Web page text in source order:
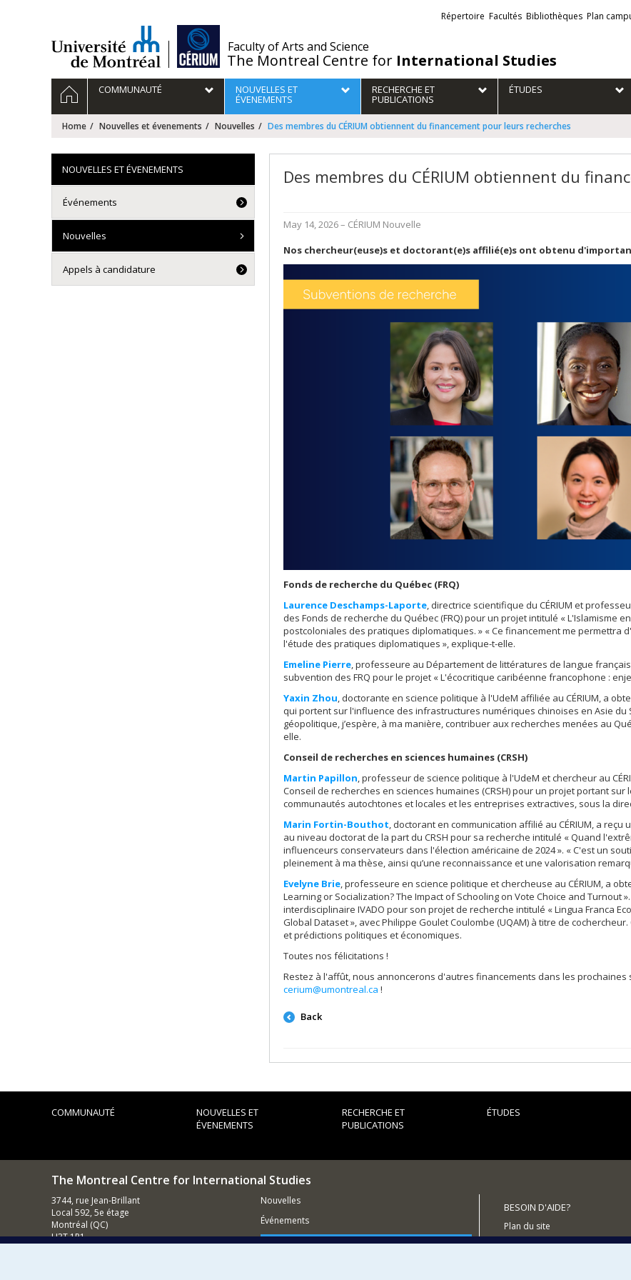
Faculty of Arts and Science
The Montreal Centre for International Studies
Liens
externes
Répertoire Facultés Bibliothèques Plan
Navigation
principale
HOMECOMMUNAUTÉ NOUVELLES ET
ÉVENEMENTS
RECHERCHE ET
PUBLICATIONS
ÉTUDES
Home Nouvelles et évenements Nouvelles Des membres du CÉRIUM obtiennent du financement pour leurs recherches
Des membres du CÉRIUM obtiennent du
May 14, 2026– CÉRIUM Nouvelle
Nos chercheur(euse)s et doctorant(e)s affilié(e)s ont obtenu
Fonds de recherche du Québec (FRQ)
Laurence Deschamps-Laporte , directrice scientifique du CÉRIUM et
des Fonds de recherche du Québec (FRQ) pour un projet intitulé « L'Islamisme
postcoloniales des pratiques diplomatiques. » « Ce financement me permettra
l'étude des pratiques diplomatiques », explique-t-elle.
Emeline Pierre , professeure au Département de littératures de langue
subvention des FRQ pour le projet « L'écocritique caribéenne francophone :
Yaxin Zhou , doctorante en science politique à l'UdeM affiliée au CÉRIUM, a
qui portent sur l'influence des infrastructures numériques chinoises en Asie du
géopolitique, j’espère, à ma manière, contribuer aux recherches menées au
elle.
Conseil de recherches en sciences humaines (CRSH)
Martin Papillon , professeur de science politique à l'UdeM et chercheur au
Conseil de recherches en sciences humaines (CRSH) pour un projet portant
communautés autochtones et locales et les entreprises extractives, sous la
Marin Fortin-Bouthot , doctorant en communication affilié au CÉRIUM, a
au niveau doctorat de la part du CRSH pour sa recherche intitulé « Quand
influenceurs conservateurs dans l'élection américaine de 2024 ». « C'est un
pleinement à ma thèse, ainsi qu’une reconnaissance et une valorisation
Evelyne Brie , professeure en science politique et chercheuse au CÉRIUM, a
Learning or Socialization? The Impact of Schooling on Vote Choice and
interdisciplinaire IVADO pour son projet de recherche intitulé « Lingua Franca
Global Dataset », avec Philippe Goulet Coulombe (UQAM) à titre de
et prédictions politiques et économiques.
Toutes nos félicitations !
Restez à l'affût, nous annoncerons d'autres financements dans les
cerium@umontreal.ca !
Back
NOUVELLES ET ÉVENEMENTS
Événements
Nouvelles
Appels à candidature
COMMUNAUTÉ
NOUVELLES ET
ÉVENEMENTS
RECHERCHE ET
PUBLICATIONS
ÉTUDES
The Montreal Centre for International Studies
3744, rue Jean-Brillant
Local 592, 5e étage
Montréal (QC)
H3T 1P1
Nouvelles
Événements
Comment soutenir le CÉRIUM?
BESOIN D'AIDE?
Plan du site
Signaler une erreur